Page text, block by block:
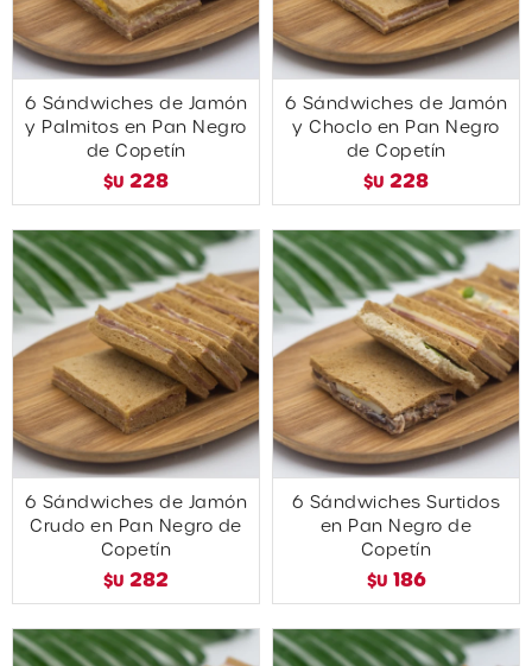
6 Sándwiches de Jamón
y Palmitos en Pan Negro
de Copetín
$U 228
6 Sándwiches de Jamón
y Choclo en Pan Negro
de Copetín
$U 228
6 Sándwiches de Jamón
Crudo en Pan Negro de
Copetín
$U 282
6 Sándwiches Surtidos
en Pan Negro de
Copetín
$U 186